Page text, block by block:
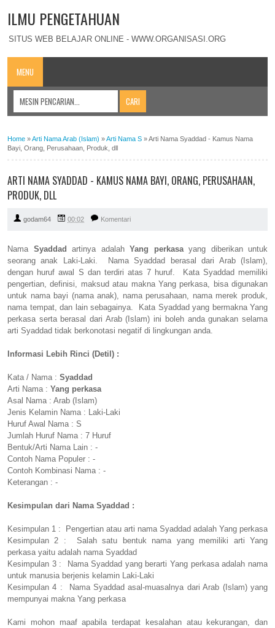
ILMU PENGETAHUAN
SITUS WEB BELAJAR ONLINE - WWW.ORGANISASI.ORG
MENU
Home »Arti Nama Arab (Islam) »Arti Nama S »Arti Nama Syaddad - Kamus Nama
Bayi, Orang, Perusahaan, Produk, dll
ARTI NAMA SYADDAD - KAMUS NAMA BAYI, ORANG, PERUSAHAAN,
PRODUK, DLL
godam64 00:02 Komentari
Nama Syaddad artinya adalah Yang perkasayang diberikan untuk
seorang anak Laki-Laki. Nama Syaddad berasal dari Arab (Islam),
dengan huruf awal S dan terdiri atas 7 huruf. Kata Syaddad memiliki
pengertian, definisi, maksud atau makna Yang perkasa, bisa digunakan
untuk nama bayi (nama anak), nama perusahaan, nama merek produk,
nama tempat, dan lain sebagainya. Kata Syaddad yang bermakna Yang
perkasa serta berasal dari Arab (Islam) ini boleh anda gunakan selama
arti Syaddad tidak berkonotasi negatif di lingkungan anda.
Informasi Lebih Rinci (Detil) :
Kata / Nama : Syaddad
Arti Nama : Yang perkasa
Asal Nama : Arab (Islam)
Jenis Kelamin Nama : Laki-Laki
Huruf Awal Nama : S
Jumlah Huruf Nama : 7 Huruf
Bentuk/Arti Nama Lain : -
Contoh Nama Populer : -
Contoh Kombinasi Nama : -
Keterangan : -
Kesimpulan dari Nama Syaddad :
Kesimpulan 1 : Pengertian atau arti nama Syaddad adalah Yang perkasa
Kesimpulan 2 : Salah satu bentuk nama yang memiliki arti Yang
perkasa yaitu adalah nama Syaddad
Kesimpulan 3 : Nama Syaddad yang berarti Yang perkasa adalah nama
untuk manusia berjenis kelamin Laki-Laki
Kesimpulan 4 : Nama Syaddad asal-muasalnya dari Arab (Islam) yang
mempunyai makna Yang perkasa
Kami mohon maaf apabila terdapat kesalahan atau kekurangan, dan